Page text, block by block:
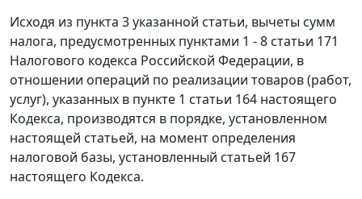
Исходя из пункта 3указанной статьи, вычеты сумм
налога, предусмотренных пунктами 1 - 8 статьи 171
Налогового кодекса Российской Федерации, в
отношении операций по реализации товаров (работ,
услуг), указанных в пункте 1 статьи 164 настоящего
Кодекса, производятся в порядке, установленном
настоящей статьей, на момент определения
налоговой базы, установленный статьей 167
настоящего Кодекса.